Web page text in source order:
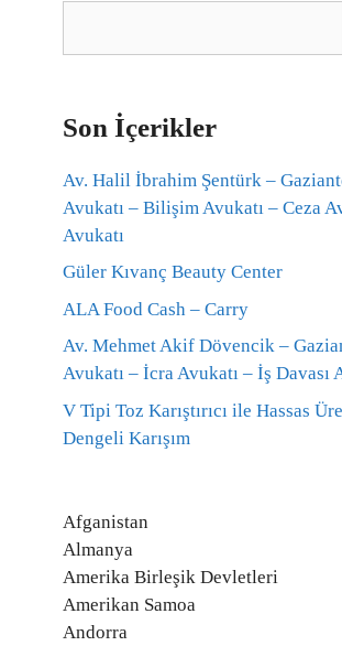
Son İçerikler
Av. Halil İbrahim Şentürk –
Avukatı – Bilişim Avukatı – Ceza
Avukatı
Güler Kıvanç Beauty Center
ALA Food Cash – Carry
Av. Mehmet Akif Dövencik –
Avukatı – İcra Avukatı – İş Davası
V Tipi Toz Karıştırıcı ile Hassas
Dengeli Karışım
Afganistan
Almanya
Amerika Birleşik Devletleri
Amerikan Samoa
Andorra